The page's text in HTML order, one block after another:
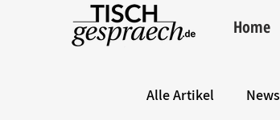
Home
Alle Artikel News